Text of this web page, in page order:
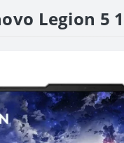
Legion 5